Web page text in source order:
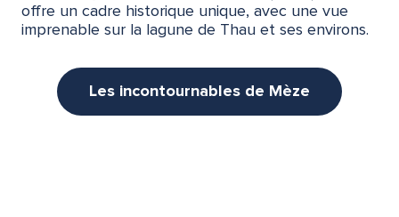
offre un cadre historique unique, avec une vue
imprenable sur la lagune de Thau et ses environs.
Les incontournables de Mèze